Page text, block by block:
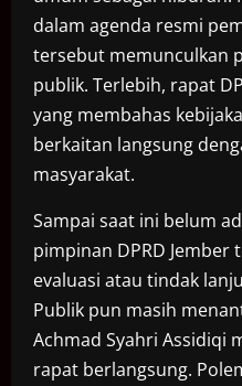
dalam agenda resmi
tersebut memunculkan
publik. Terlebih, rapat
yang membahas
berkaitan langsung
masyarakat.
Sampai saat ini belum
pimpinan DPRD Jember
evaluasi atau tindak
Publik pun masih
Achmad Syahri Assidiqi
rapat berlangsung.